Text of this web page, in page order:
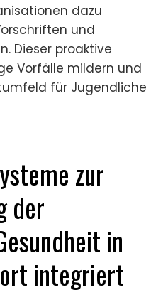
und die Integrität
oft zu einem
Spielern, Trainern
können sie ein
junge Athleten sich
diese Vorfälle die
Richtlinien
Sportlichkeit.
fördern, können
Ehrlichkeit und des